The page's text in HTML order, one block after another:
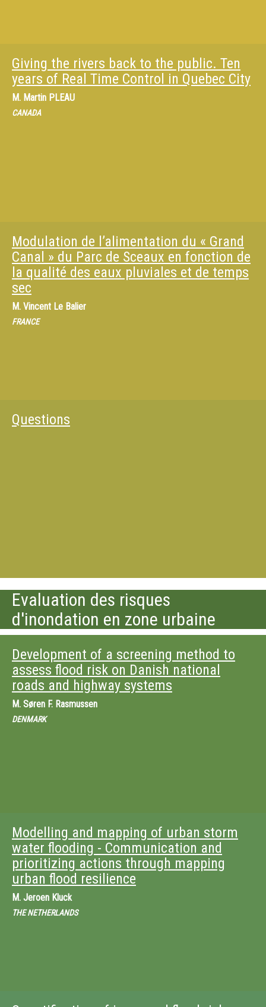
Giving the rivers back to the public. Ten
years of Real Time Control in Quebec City
M. Martin PLEAU
CANADA
Modulation de l’alimentation du « Grand
Canal » du Parc de Sceaux en fonction de
la qualité des eaux pluviales et de temps
sec
M. Vincent Le Balier
FRANCE
Questions
Evaluation des risques
d'inondation en zone urbaine
Development of a screening method to
assess flood risk on Danish national
roads and highway systems
M. Søren F. Rasmussen
DENMARK
Modelling and mapping of urban storm
water flooding - Communication and
prioritizing actions through mapping
urban flood resilience
M. Jeroen Kluck
THE NETHERLANDS